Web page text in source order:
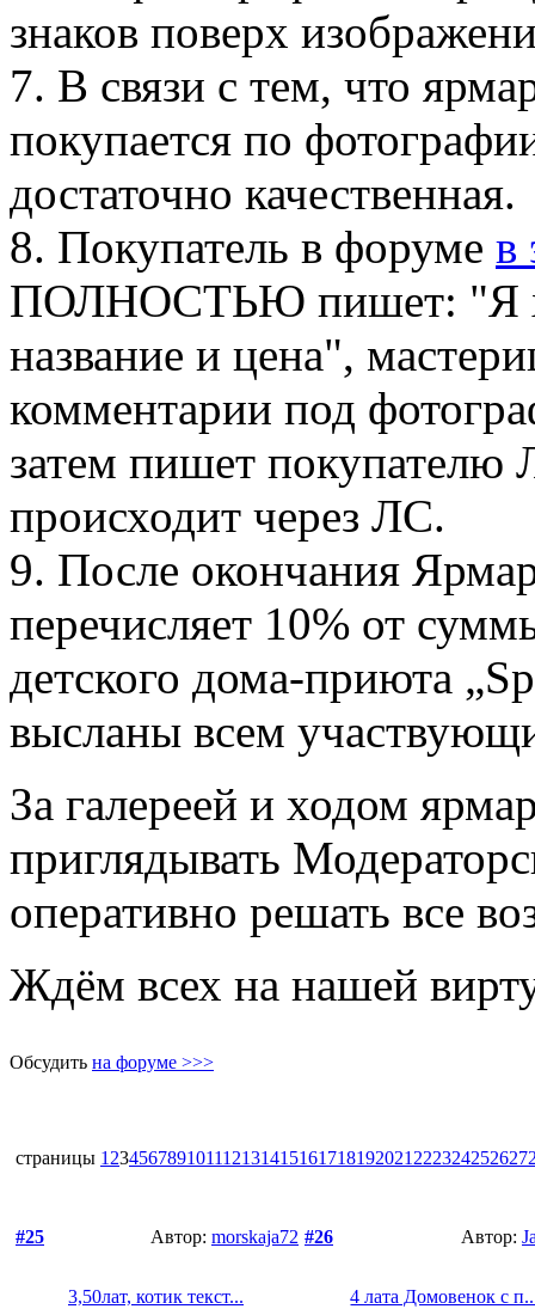
знаков поверх
7. В связи с тем, что
покупается по
достаточно качественная.
8. Покупатель в форуме в
ПОЛНОСТЬЮ пишет: "Я
название и цена",
комментарии под
затем пишет покупателю
происходит через ЛС.
9. После окончания
перечисляет 10% от
детского дома-приюта
высланы всем
За галереей и ходом
приглядывать
оперативно решать все
Ждём всех на нашей
Обсудить на форуме >>>
страницы 1 23456789101112131415161718192021 222324252627
#25 Автор: morskaja72
3,50лат, котик текст...
#26 Автор:
4 лата Домовенок с